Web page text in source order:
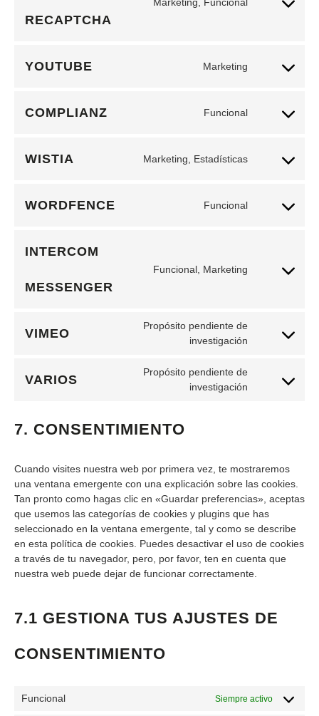
RECAPTCHA
YOUTUBE Marketing
COMPLIANZ Funcional
WISTIA Marketing, Estadísticas
WORDFENCE Funcional
INTERCOM
MESSENGER
Funcional, Marketing
VIMEO
Propósito pendiente de
investigación
VARIOS
Propósito pendiente de
investigación
7. CONSENTIMIENTO
Cuando visites nuestra web por primera vez, te mostraremos
una ventana emergente con una explicación sobre las cookies.
Tan pronto como hagas clic en «Guardar preferencias», aceptas
que usemos las categorías de cookies y plugins que has
seleccionado en la ventana emergente, tal y como se describe
en esta política de cookies. Puedes desactivar el uso de cookies
a través de tu navegador, pero, por favor, ten en cuenta que
nuestra web puede dejar de funcionar correctamente.
7.1 GESTIONA TUS AJUSTES DE
CONSENTIMIENTO
Funcional Siempre activo